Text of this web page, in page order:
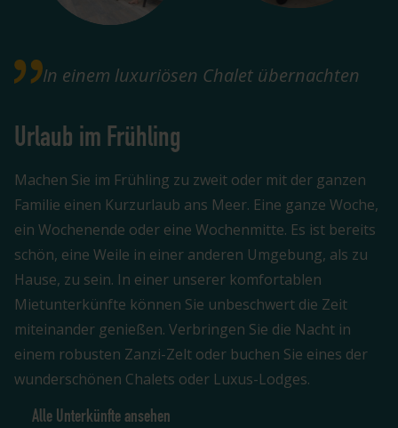
In einem luxuriösen Chalet übernachten
Urlaub im Frühling
Machen Sie im Frühling zu zweit oder mit der ganzen
Familie einen Kurzurlaub ans Meer. Eine ganze Woche,
ein Wochenende oder eine Wochenmitte. Es ist bereits
schön, eine Weile in einer anderen Umgebung, als zu
Hause, zu sein. In einer unserer komfortablen
Mietunterkünfte können Sie unbeschwert die Zeit
miteinander genießen. Verbringen Sie die Nacht in
einem robusten Zanzi-Zelt oder buchen Sie eines der
wunderschönen Chalets oder Luxus-Lodges.
Alle Unterkünfte ansehen